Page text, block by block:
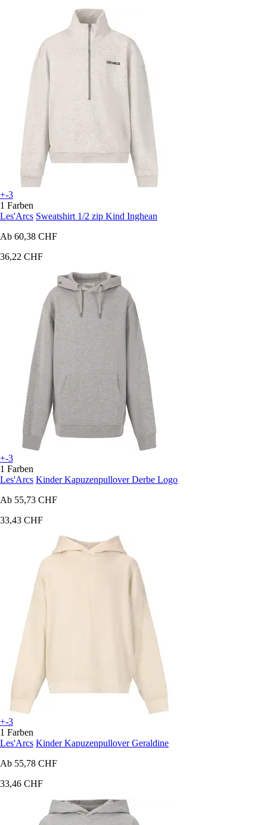
+-3
1 Farben
Les'Arcs Sweatshirt 1/2 zip Kind Inghean
Ab 60,38 CHF
36,22 CHF
+-3
1 Farben
Les'Arcs Kinder Kapuzenpullover Derbe Logo
Ab 55,73 CHF
33,43 CHF
+-3
1 Farben
Les'Arcs Kinder Kapuzenpullover Geraldine
Ab 55,78 CHF
33,46 CHF